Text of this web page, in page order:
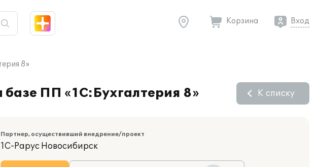
Корзина Вход
8»
ПП «1С:Бухгалтерия 8» К списку
Партнер, осуществивший внедрение/проект
1С-Рарус Новосибирск